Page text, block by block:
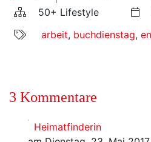
50+ Lifestyle
arbeit, buchdienstag,
3 Kommentare
Heimatfinderin